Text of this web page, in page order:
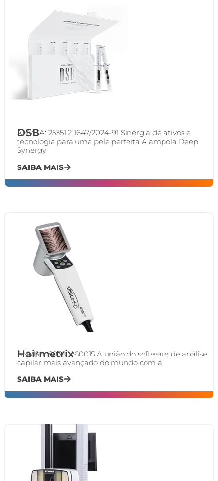
DSB
ANVISA: 25351.211647/2024-91 Sinergia de ativos e
tecnologia para uma pele perfeita A ampola Deep
Synergy
SAIBA MAIS
Hairmetrix
ANVISA: 80380260015 A união do software de análise
capilar mais avançado do mundo com a
SAIBA MAIS